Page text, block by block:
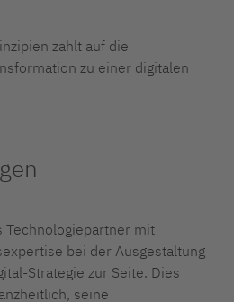
zahlt auf die
zu einer digitalen
Technologiepartner mit
bei der Ausgestaltung
Strategie zur Seite. Dies
seine